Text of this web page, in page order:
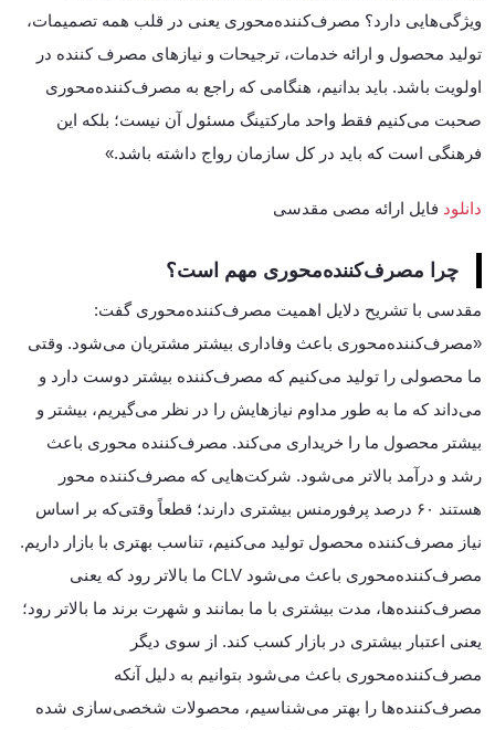
ویژگی‌هایی دارد؟ مصرف‌کننده‌محوری یعنی در قلب همه تصمیمات،
تولید محصول و ارائه خدمات، ترجیحات و نیازهای مصرف کننده در
اولویت باشد. باید بدانیم، هنگامی که راجع به مصرف‌کننده‌محوری
صحبت می‌کنیم فقط واحد مارکتینگ مسئول آن نیست؛ بلکه این
فرهنگی است که باید در کل سازمان رواج داشته باشد.»
دانلود فایل ارائه مصی مقدسی
چرا مصرف‌کننده‌محوری مهم است؟
مقدسی با تشریح دلایل اهمیت مصرف‌کننده‌محوری گفت:
«مصرف‌کننده‌محوری باعث وفاداری بیشتر مشتریان می‌شود. وقتی
ما محصولی را تولید می‌کنیم که مصرف‌کننده بیشتر دوست دارد و
می‌داند که ما به طور مداوم نیازهایش را در نظر می‌گیریم، بیشتر و
بیشتر محصول ما را خریداری می‌کند. مصرف‌کننده محوری باعث
رشد و درآمد بالاتر می‌شود. شرکت‌هایی که مصرف‌کننده محور
هستند ۶۰ درصد پرفورمنس بیشتری دارند؛ قطعاً وقتی‌که بر اساس
نیاز مصرف‌کننده محصول تولید می‌کنیم، تناسب بهتری با بازار داریم.
مصرف‌کننده‌محوری باعث می‌شود CLV ما بالاتر رود که یعنی
مصرف‌کننده‌ها، مدت بیشتری با ما بمانند و شهرت برند ما بالاتر رود؛
یعنی اعتبار بیشتری در بازار کسب کند. از سوی دیگر
مصرف‌کننده‌محوری باعث می‌شود بتوانیم به دلیل آنکه
مصرف‌کننده‌ها را بهتر می‌شناسیم، محصولات شخصی‌سازی شده